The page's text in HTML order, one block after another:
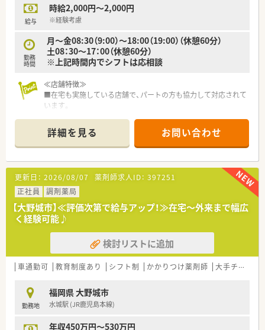
給与
時給2,000円～2,000円
※経験考慮
勤務
時間
月～金08:30（9:00）～18:00（19:00）（休憩60分）
土08：30～17：00（休憩60分）
※上記時間内でシフトは応相談
≪店舗特徴≫
■在宅も実施している店舗で、パートの方も協力して対応されて
います。
地域の皆様と関われる店舗作りをしています。
■シフトは相談OKです。ラストまで入れる方大歓迎！
≪こんな薬局です≫
■福岡県内に7店舗展開の調剤薬局です。
■新規オープン予定も有り、成長企業です。
■全店舗で在宅業務にも積極的に取り組んでいます。
■仕事への取組みの姿勢などを考慮し、賞与・昇給など評価頂け
る会社です。
詳細を見る お問い合わせ
更新日： 2026/08/07 薬剤師求人ID： 397251
正社員
調剤薬局
【大野城市】≪評価次第で給与アップ！≫在宅～外来まで幅広
く経験可能♪
検討リストに追加
車通勤可 教育制度あり シフト制 かかりつけ薬剤師 大手チェーン以外
勤務地
福岡県 大野城市
水城駅 (JR鹿児島本線)
年収450万円～530万円